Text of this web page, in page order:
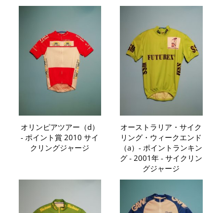
オリンピアツアー（d）
- ポイント賞 2010 サイ
クリングジャージ
オーストラリア・サイク
リング・ウィークエンド
（a）- ポイントランキン
グ - 2001年 - サイクリン
グジャージ